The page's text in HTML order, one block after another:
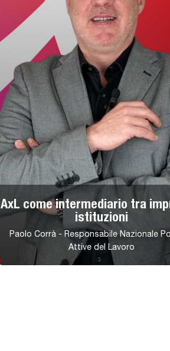
AxL come intermediario tra
istituzioni
Paolo Corrà - Responsabile Nazionale
Attive del Lavoro